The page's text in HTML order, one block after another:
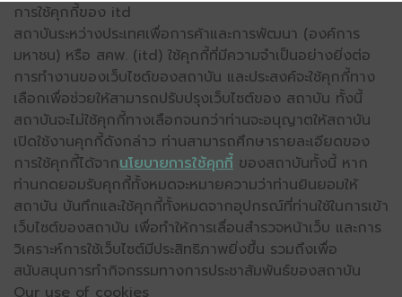
การใช้คุกกี้ของ itd
สถาบันระหว่างประเทศเพื่อการค้าและการพัฒนา (องค์การ
มหาชน) หรือ สคพ. (itd) ใช้คุกกี้ที่มีความจำเป็นอย่างยิ่งต่อ
การทำงานของเว็บไซต์ของสถาบัน และประสงค์จะใช้คุกกี้ทาง
เลือกเพื่อช่วยให้สามารถปรับปรุงเว็บไซต์ของ สถาบัน ทั้งนี้
สถาบันจะไม่ใช้คุกกี้ทางเลือกจนกว่าท่านจะอนุญาตให้สถาบัน
เปิดใช้งานคุกกี้ดังกล่าว ท่านสามารถศึกษารายละเอียดของ
การใช้คุกกี้ได้จากนโยบายการใช้คุกกี้ ของสถาบันทั้งนี้ หาก
ท่านกดยอมรับคุกกี้ทั้งหมดจะหมายความว่าท่านยินยอมให้
สถาบัน บันทึกและใช้คุกกี้ทั้งหมดจากอุปกรณ์ที่ท่านใช้ในการเข้า
เว็บไซต์ของสถาบัน เพื่อทำให้การเลื่อนสำรวจหน้าเว็บ และการ
วิเคราะห์การใช้เว็บไซต์มีประสิทธิภาพยิ่งขึ้น รวมถึงเพื่อ
สนับสนุนการทำกิจกรรมทางการประชาสัมพันธ์ของสถาบัน
Our use of cookies